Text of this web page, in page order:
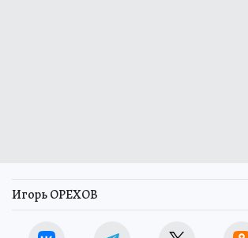
Игорь ОРЕХОВ